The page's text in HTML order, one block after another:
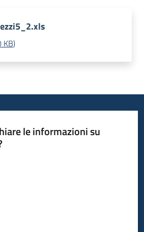
KB)
le informazioni su